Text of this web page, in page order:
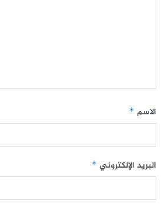
الاسم *
البريد الإلكتروني *